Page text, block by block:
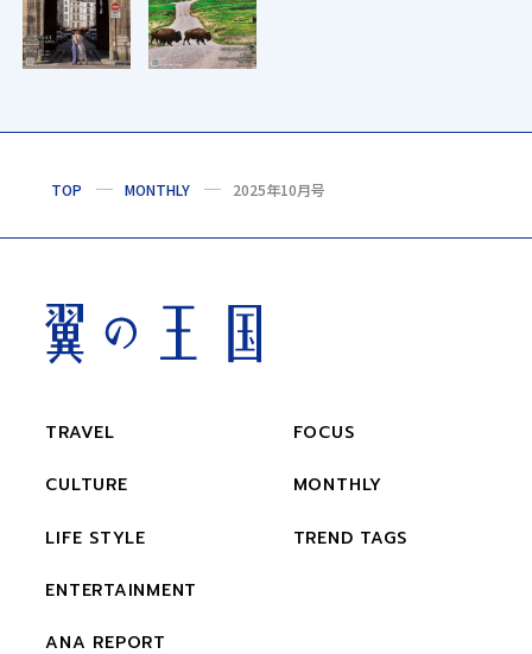
TOP MONTHLY 2025年10月号
TRAVEL
CULTURE
LIFE STYLE
ENTERTAINMENT
ANA REPORT
FOCUS
MONTHLY
TREND TAGS